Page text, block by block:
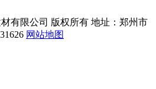
材有限公司 版权所有 地址：郑州市
网站地图